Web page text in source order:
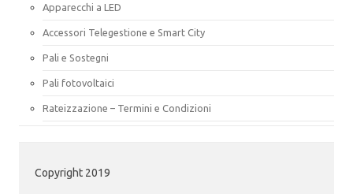
Apparecchi a LED
Accessori Telegestione e Smart City
Pali e Sostegni
Pali fotovoltaici
Rateizzazione – Termini e Condizioni
Copyright 2019